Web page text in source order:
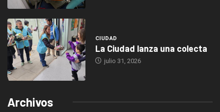
CIUDAD
La Ciudad lanza una colecta
julio 31, 2026
Archivos